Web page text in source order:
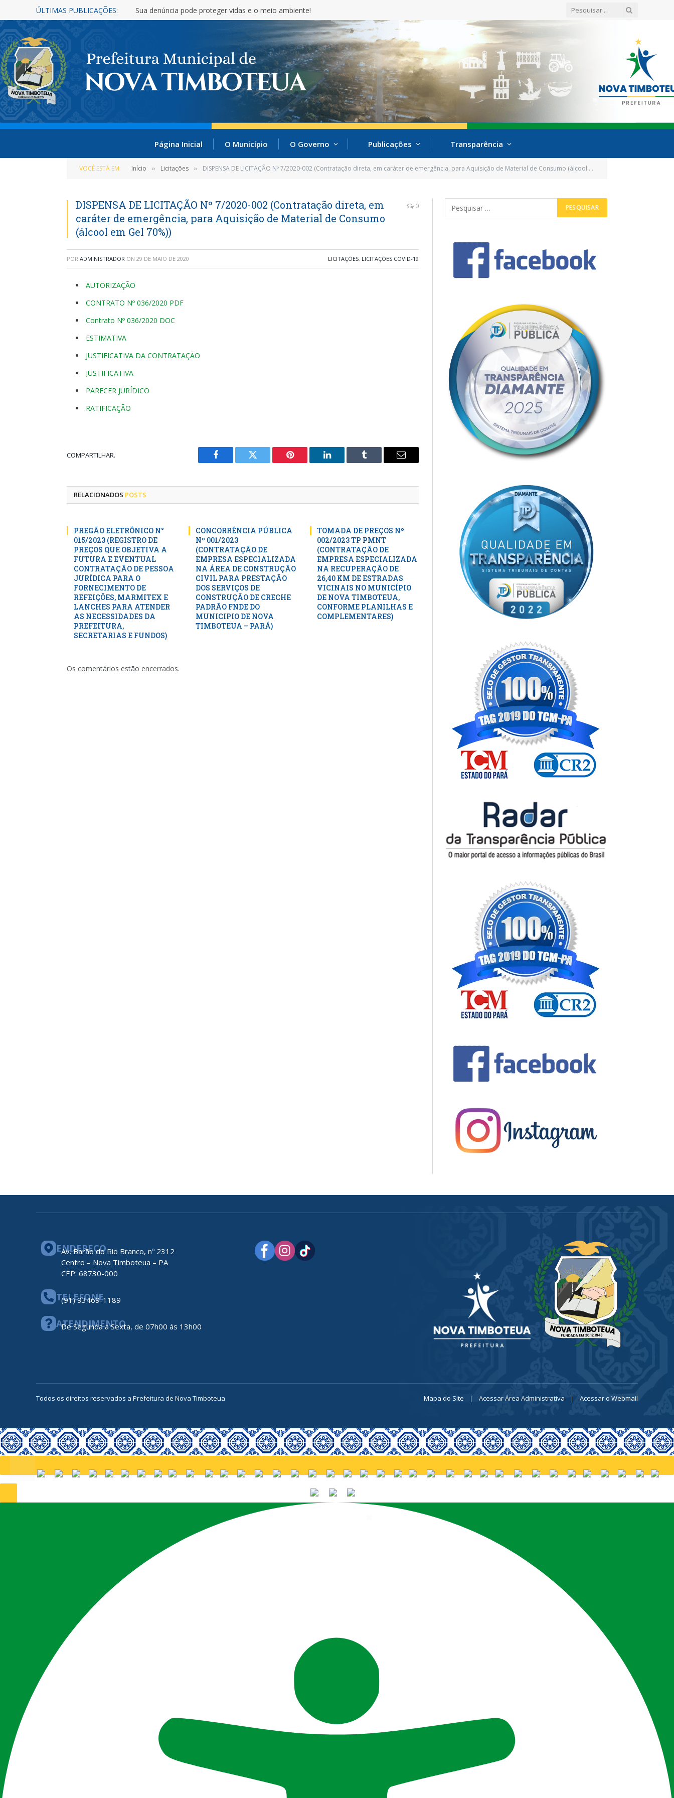
ÚLTIMAS PUBLICAÇÕES: Sua denúncia pode proteger vidas e o meio ambiente!
Página Inicial O Município O Governo Publicações Transparência
VOCÊ ESTÁ EM: Início » Licitações » DISPENSA DE LICITAÇÃO Nº 7/2020-002 (Contratação direta, em caráter de emergência, para Aquisição de Material de Consumo (álcool em Gel 70%))
DISPENSA DE LICITAÇÃO Nº 7/2020-002 (Contratação direta, em
caráter de emergência, para Aquisição de Material de Consumo
(álcool em Gel 70%))
0
POR ADMINISTRADOR ON 29 DE MAIO DE 2020 LICITAÇÕES, LICITAÇÕES COVID-19
AUTORIZAÇÃO
CONTRATO Nº 036/2020 PDF
Contrato Nº 036/2020 DOC
ESTIMATIVA
JUSTIFICATIVA DA CONTRATAÇÃO
JUSTIFICATIVA
PARECER JURÍDICO
RATIFICAÇÃO
COMPARTILHAR.
Facebook Twitter Pinterest LinkedIn Tumblr
E-
RELACIONADOS POSTS
PREGÃO ELETRÔNICO N°
015/2023 (REGISTRO DE
PREÇOS QUE OBJETIVA A
FUTURA E EVENTUAL
CONTRATAÇÃO DE PESSOA
JURÍDICA PARA O
FORNECIMENTO DE
REFEIÇÕES, MARMITEX E
LANCHES PARA ATENDER
AS NECESSIDADES DA
PREFEITURA,
SECRETARIAS E FUNDOS)
CONCORRÊNCIA PÚBLICA
Nº 001/2023
(CONTRATAÇÃO DE
EMPRESA ESPECIALIZADA
NA ÁREA DE CONSTRUÇÃO
CIVIL PARA PRESTAÇÃO
DOS SERVIÇOS DE
CONSTRUÇÃO DE CRECHE
PADRÃO FNDE DO
MUNICIPIO DE NOVA
TIMBOTEUA – PARÁ)
TOMADA DE PREÇOS Nº
002/2023 TP PMNT
(CONTRATAÇÃO DE
EMPRESA ESPECIALIZADA
NA RECUPERAÇÃO DE
26,40 KM DE ESTRADAS
VICINAIS NO MUNICÍPIO
DE NOVA TIMBOTEUA,
CONFORME PLANILHAS E
COMPLEMENTARES)
Os comentários estão encerrados.
ENDEREÇO
Av. Barão do Rio Branco, nº 2312
Centro – Nova Timboteua – PA
CEP: 68730-000
TELEFONE
(91) 93469-1189
ATENDIMENTO
De Segunda a Sexta, de 07h00 ás 13h00
Todos os direitos reservados a Prefeitura de Nova Timboteua Mapa do Site Acessar Área Administrativa Acessar o Webmail
PORTUGUÊS (BRASIL)